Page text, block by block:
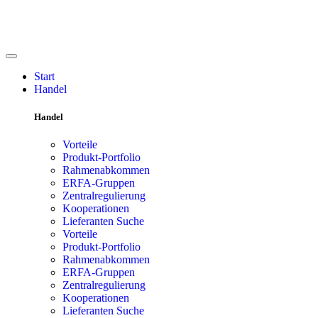
Start
Handel
Handel
Vorteile
Produkt-Portfolio
Rahmenabkommen
ERFA-Gruppen
Zentralregulierung
Kooperationen
Lieferanten Suche
Vorteile
Produkt-Portfolio
Rahmenabkommen
ERFA-Gruppen
Zentralregulierung
Kooperationen
Lieferanten Suche